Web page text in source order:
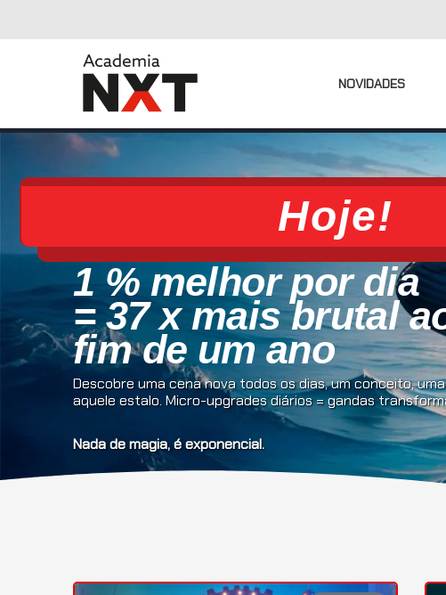
NOVIDADES
Hoje!
1 % melhor por dia
= 37 x mais brutal
fim de um ano
Descobre uma cena nova todos os dias, um conceito,
aquele estalo. Micro-upgrades diários = gandas
Nada de magia, é exponencial.